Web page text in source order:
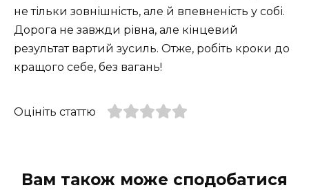
не тільки зовнішність, але й впевненість у собі.
Дорога не завжди рівна, але кінцевий
результат вартий зусиль. Отже, робіть кроки до
кращого себе, без вагань!
Оцініть статтю
Вам також може сподобатися